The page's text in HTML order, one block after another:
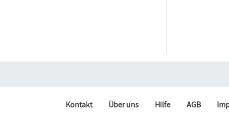
Kontakt Über uns Hilfe AGB